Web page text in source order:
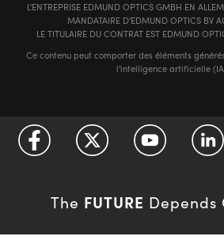
L'ENTREPRISE EDMUND OPTICS GMBH EN
MANDATAIRE D'EDMUND OPTICS BV
LE TITULAIRE DU CONTRAT EST EDMUND
Ce contenu peut comporter des éléments
l'intelligence artificielle
The FUTURE Depends